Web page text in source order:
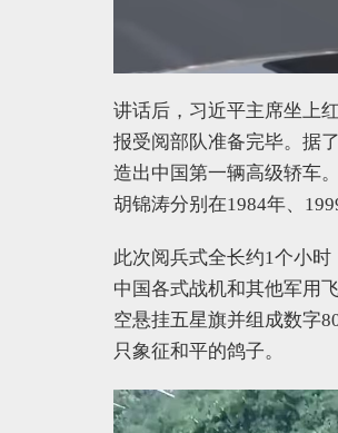
讲话后，习近平主席坐上
报受阅部队准备完毕。据
造出中国第一辆高级轿车
胡锦涛分别在1984年、
此次阅兵式全长约1个小时
中国各式战机和其他军用
空悬挂五星旗并组成数字
只象征和平的鸽子。